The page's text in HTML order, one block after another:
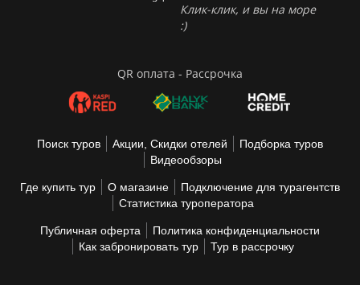
Клик-клик, и вы на море
:)
QR оплата - Рассрочка
Поиск туров Акции, Скидки отелей
Подборка туров
Видеообзоры
Где купить тур О магазине
Подключение для турагентств
Статистика туроператора
Публичная оферта
Политика конфиденциальности
Как забронировать тур
Тур в рассрочку